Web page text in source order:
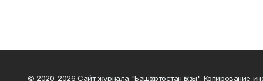
© 2020-2026 Сайт журнала "Башҡортостан ҡыҙы". Копирование